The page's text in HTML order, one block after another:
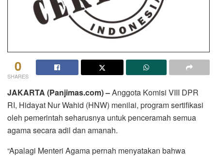
0
SHARES
JAKARTA (Panjimas.com) –Anggota Komisi VIII DPR
RI, Hidayat Nur Wahid (HNW) menilai, program sertifikasi
oleh pemerintah seharusnya untuk penceramah semua
agama secara adil dan amanah.
“Apalagi Menteri Agama pernah menyatakan bahwa